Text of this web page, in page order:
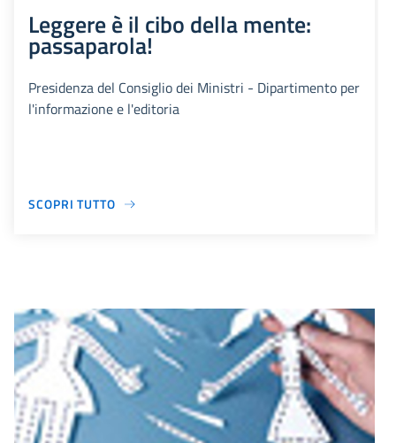
Leggere è il cibo della mente:
passaparola!
Presidenza del Consiglio dei Ministri - Dipartimento per
l'informazione e l'editoria
SCOPRI TUTTO